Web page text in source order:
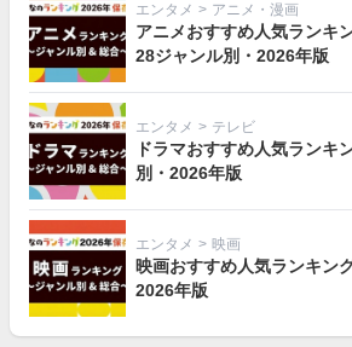
エンタメ > アニメ・漫画
アニメおすすめ人気ランキ
28ジャンル別・2026年版
エンタメ > テレビ
ドラマおすすめ人気ランキ
別・2026年版
エンタメ > 映画
映画おすすめ人気ランキン
2026年版